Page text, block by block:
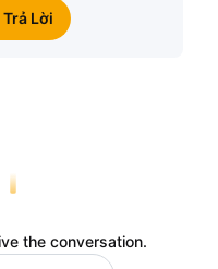
Lời
the conversation.